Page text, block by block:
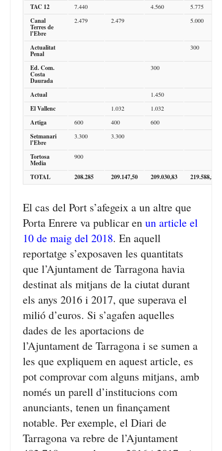
TAC 12 7.440 4.560 5.775
Canal
Terres de
l’Ebre
2.479 2.479 5.000
Actualitat
Penal
300
Ed. Com.
Costa
Daurada
300
Actual 1.450
El Vallenc 1.032 1.032
Artiga 600 400 600
Setmanari
l’Ebre
3.300 3.300
Tortosa
Media
900
TOTAL 208.285 209.147,50 209.030,83 219.588,52
El cas del Port s’afegeix a un altre que
Porta Enrere va publicar en un article el
10 de maig del 2018. En aquell
reportatge s’exposaven les quantitats
que l’Ajuntament de Tarragona havia
destinat als mitjans de la ciutat durant
els anys 2016 i 2017, que superava el
milió d’euros. Si s’agafen aquelles
dades de les aportacions de
l’Ajuntament de Tarragona i se sumen a
les que expliquem en aquest article, es
pot comprovar com alguns mitjans, amb
només un parell d’institucions com
anunciants, tenen un finançament
notable. Per exemple, el Diari de
Tarragona va rebre de l’Ajuntament